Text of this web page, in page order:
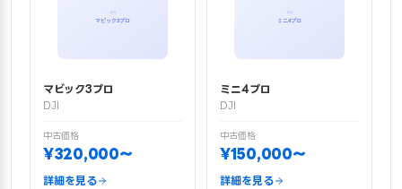
マビック3プロ
DJI
中古価格
¥320,000〜
詳細を見る
ミニ4プロ
DJI
中古価格
¥150,000〜
詳細を見る